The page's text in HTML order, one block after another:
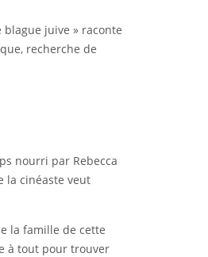
blague juive » raconte
recherche de
nourri par Rebecca
la cinéaste veut
la famille de cette
à tout pour trouver